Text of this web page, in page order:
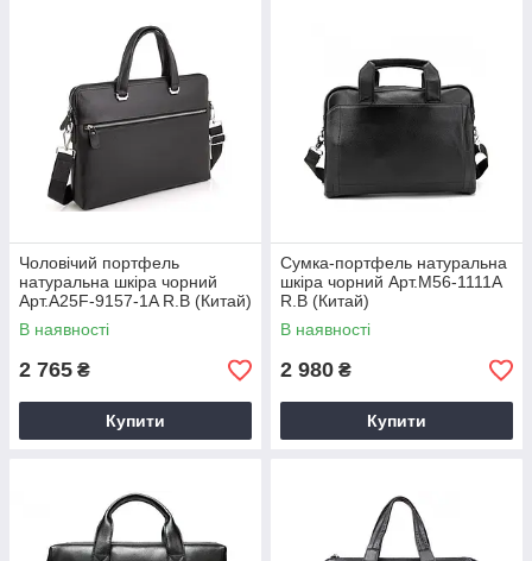
Чоловічий портфель
натуральна шкіра чорний
Арт.A25F-9157-1A R.B (Китай)
В наявності
2 765 ₴
Купити
Сумка-портфель натуральна
шкіра чорний Арт.M56-1111A
R.B (Китай)
В наявності
2 980 ₴
Купити